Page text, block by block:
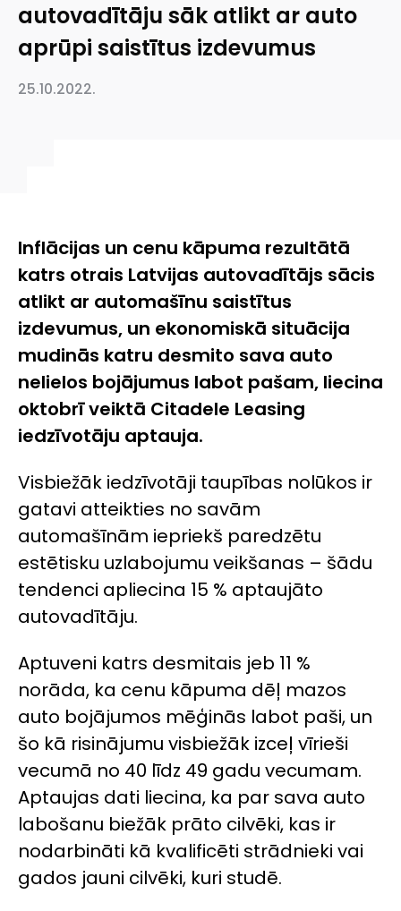
autovadītāju sāk atlikt ar auto
aprūpi saistītus izdevumus
25.10.2022.
Inflācijas un cenu kāpuma rezultātā
katrs otrais Latvijas autovadītājs sācis
atlikt ar automašīnu saistītus
izdevumus, un ekonomiskā situācija
mudinās katru desmito sava auto
nelielos bojājumus labot pašam, liecina
oktobrī veiktā Citadele Leasing
iedzīvotāju aptauja.
Visbiežāk iedzīvotāji taupības nolūkos ir
gatavi atteikties no savām
automašīnām iepriekš paredzētu
estētisku uzlabojumu veikšanas – šādu
tendenci apliecina 15 % aptaujāto
autovadītāju.
Aptuveni katrs desmitais jeb 11 %
norāda, ka cenu kāpuma dēļ mazos
auto bojājumos mēģinās labot paši, un
šo kā risinājumu visbiežāk izceļ vīrieši
vecumā no 40 līdz 49 gadu vecumam.
Aptaujas dati liecina, ka par sava auto
labošanu biežāk prāto cilvēki, kas ir
nodarbināti kā kvalificēti strādnieki vai
gados jauni cilvēki, kuri studē.